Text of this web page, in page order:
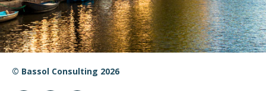
© Bassol Consulting 2026